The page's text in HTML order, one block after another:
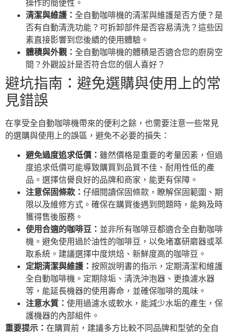
操作的簡便性。
清潔與維護： 全自動咖啡機的清潔與維護是否方便？是
否有自動清洗功能？可拆卸部件是否容易清洗？這些因
素直接影響到您後續的使用體驗。
體積與外觀： 全自動咖啡機的體積是否適合您的廚房空
間？外觀設計是否符合您的個人喜好？
避坑指南：避免選購與使用上的常
見錯誤
在享受全自動咖啡機帶來的便利之餘，也需要注意一些常見
的選購與使用上的誤區，避免不必要的損失：
避免過度追求低價： 雖然價格是重要的考量因素，但過
度追求低價可能導致購買到品質不佳、耐用性低的產
品。選擇信譽良好的品牌和商家，能更有保障。
注意保固條款： 仔細閱讀保固條款，瞭解保固範圍、期
限以及維修方式。確保在購買後遇到問題時，能夠及時
獲得售後服務。
使用合適的咖啡豆： 並非所有咖啡豆都適合全自動咖啡
機。避免使用過於油性的咖啡豆，以免堵塞研磨器或萃
取系統。建議選擇中度烘焙、新鮮度高的咖啡豆。
定期清潔與維護： 按照說明書的指示，定期清潔和維護
全自動咖啡機。定期除垢、清洗沖泡器、更換濾水器
等，能延長機器的使用壽命，並確保咖啡的風味。
注意水質： 使用過濾水或軟水，能減少水垢的產生，保
護機器的內部組件。
重要提示： 在購買前，建議多方比較不同品牌和型號的全自